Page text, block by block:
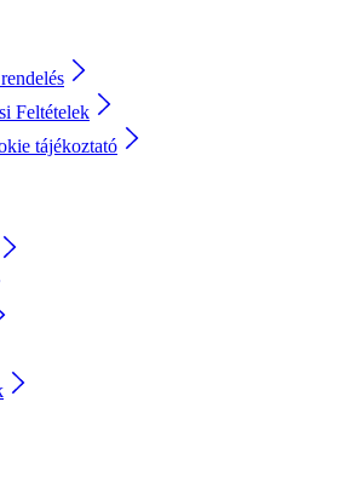
Feltételek
tájékoztató